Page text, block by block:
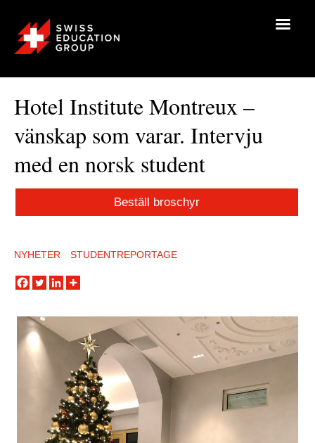
Hotel Institute Montreux –
vänskap som varar. Intervju
med en norsk student
Beställ broschyr
NYHETER STUDENTREPORTAGE